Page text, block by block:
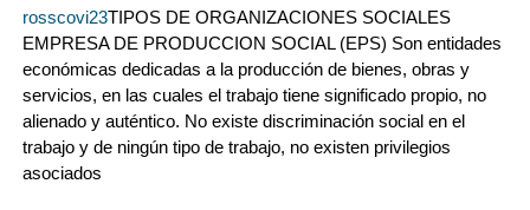
rosscovi23TIPOS DE ORGANIZACIONES SOCIALES
EMPRESA DE PRODUCCION SOCIAL (EPS) Son entidades
económicas dedicadas a la producción de bienes, obras y
servicios, en las cuales el trabajo tiene significado propio, no
alienado y auténtico. No existe discriminación social en el
trabajo y de ningún tipo de trabajo, no existen privilegios
asociados